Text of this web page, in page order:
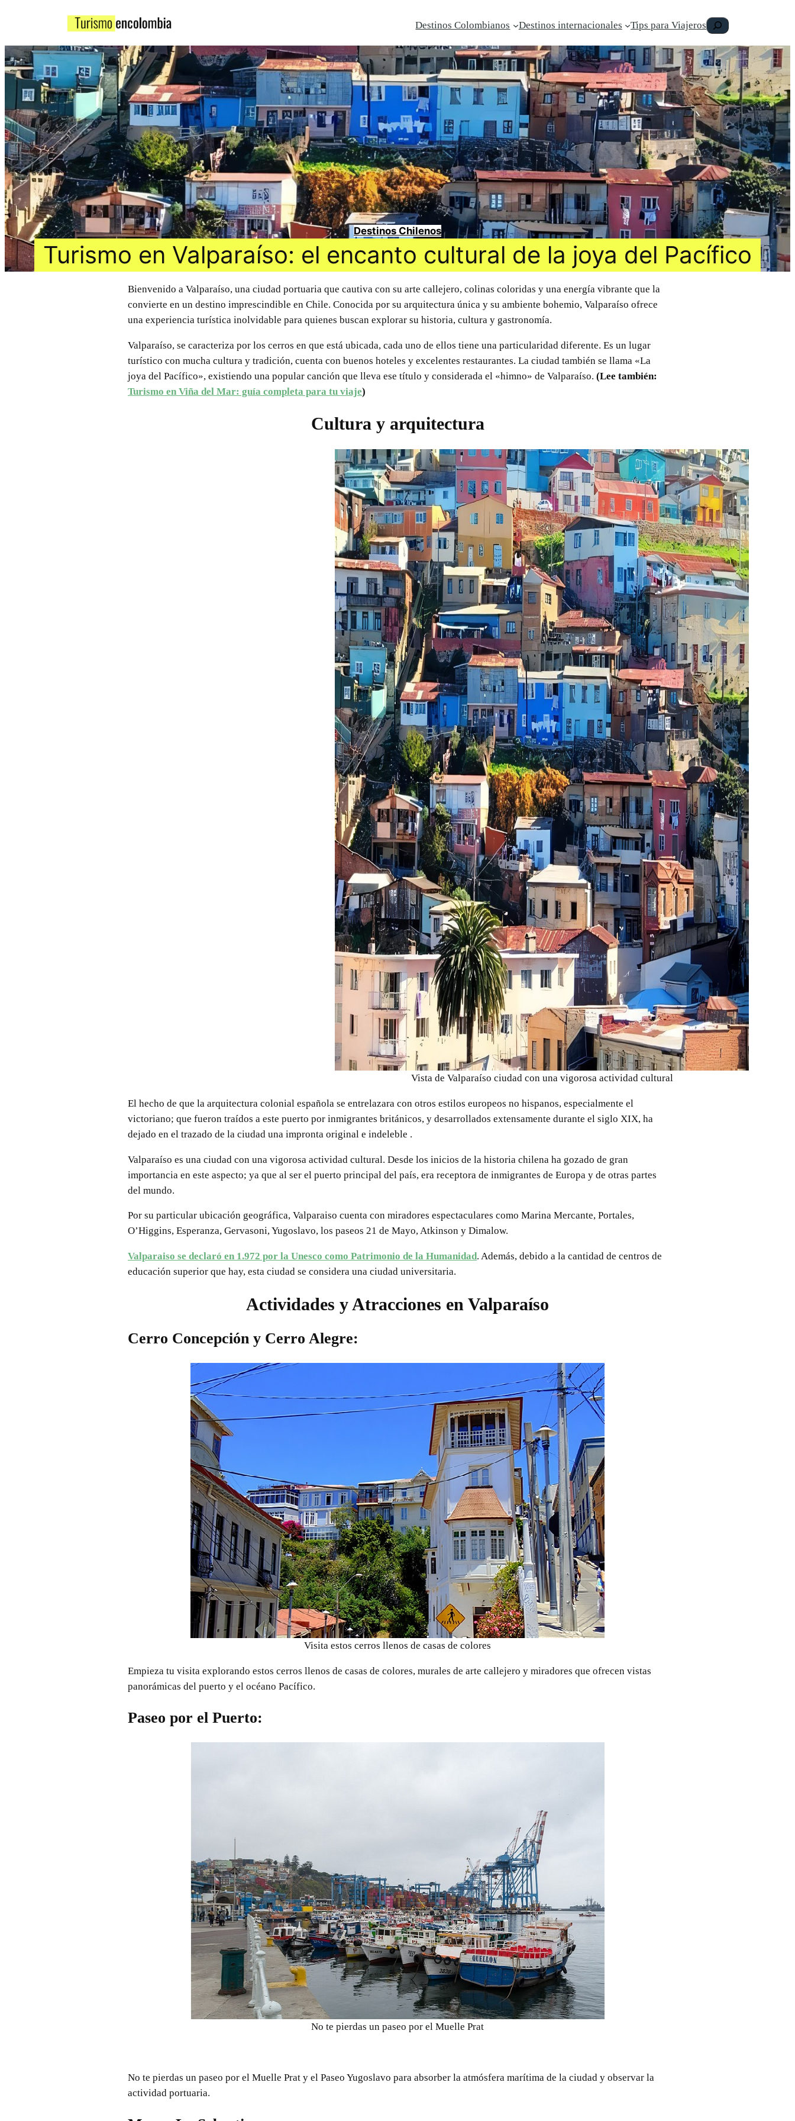
Destinos Colombianos Destinos internacionales Tips para ViajerosBuscar
Destinos Chilenos
Turismo en Valparaíso: el encanto cultural de la joya del Pacífico
Bienvenido a Valparaíso, una ciudad portuaria que cautiva con su arte callejero, colinas coloridas y una energía vibrante que la
convierte en un destino imprescindible en Chile. Conocida por su arquitectura única y su ambiente bohemio, Valparaíso ofrece
una experiencia turística inolvidable para quienes buscan explorar su historia, cultura y gastronomía.
Valparaíso, se caracteriza por los cerros en que está ubicada, cada uno de ellos tiene una particularidad diferente. Es un lugar
turístico con mucha cultura y tradición, cuenta con buenos hoteles y excelentes restaurantes. La ciudad también se llama «La
joya del Pacífico», existiendo una popular canción que lleva ese título y considerada el «himno» de Valparaíso. (Lee también:
Turismo en Viña del Mar: guía completa para tu viaje)
Cultura y arquitectura
Vista de Valparaíso ciudad con una vigorosa actividad cultural
El hecho de que la arquitectura colonial española se entrelazara con otros estilos europeos no hispanos, especialmente el
victoriano; que fueron traídos a este puerto por inmigrantes británicos, y desarrollados extensamente durante el siglo XIX, ha
dejado en el trazado de la ciudad una impronta original e indeleble .
Valparaíso es una ciudad con una vigorosa actividad cultural. Desde los inicios de la historia chilena ha gozado de gran
importancia en este aspecto; ya que al ser el puerto principal del país, era receptora de inmigrantes de Europa y de otras partes
del mundo.
Por su particular ubicación geográfica, Valparaiso cuenta con miradores espectaculares como Marina Mercante, Portales,
O’Higgins, Esperanza, Gervasoni, Yugoslavo, los paseos 21 de Mayo, Atkinson y Dimalow.
Valparaiso se declaró en 1.972 por la Unesco como Patrimonio de la Humanidad. Además, debido a la cantidad de centros de
educación superior que hay, esta ciudad se considera una ciudad universitaria.
Actividades y Atracciones en Valparaíso
Cerro Concepción y Cerro Alegre:
Visita estos cerros llenos de casas de colores
Empieza tu visita explorando estos cerros llenos de casas de colores, murales de arte callejero y miradores que ofrecen vistas
panorámicas del puerto y el océano Pacífico.
Paseo por el Puerto:
No te pierdas un paseo por el Muelle Prat
No te pierdas un paseo por el Muelle Prat y el Paseo Yugoslavo para absorber la atmósfera marítima de la ciudad y observar la
actividad portuaria.